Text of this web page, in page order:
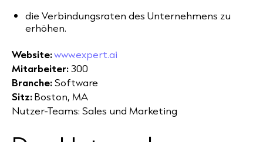
die Verbindungsraten des Unternehmens zu
erhöhen.
Website:www.expert.ai
Mitarbeiter:300
Branche:Software
Sitz:Boston, MA
Nutzer-Teams: Sales und Marketing